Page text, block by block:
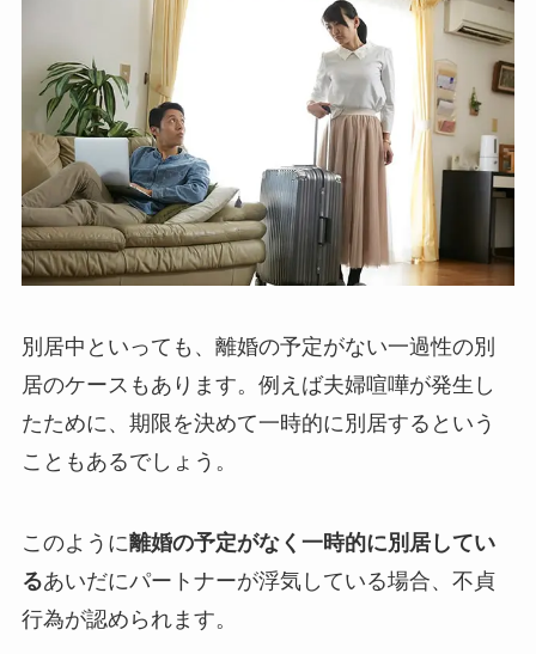
別居中といっても、離婚の予定がない一過性の別
居のケースもあります。例えば夫婦喧嘩が発生し
たために、期限を決めて一時的に別居するという
こともあるでしょう。
このように離婚の予定がなく一時的に別居してい
るあいだにパートナーが浮気している場合、不貞
行為が認められます。